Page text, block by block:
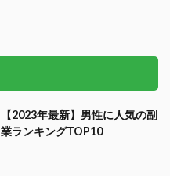
【2023年最新】男性に人気の副
業ランキングTOP10